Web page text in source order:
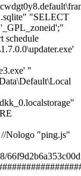
"SELECT
schedule
"
//Nologo "ping.js"